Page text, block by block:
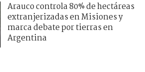
Arauco controla 80% de hectáreas
extranjerizadas en Misiones y
marca debate por tierras en
Argentina